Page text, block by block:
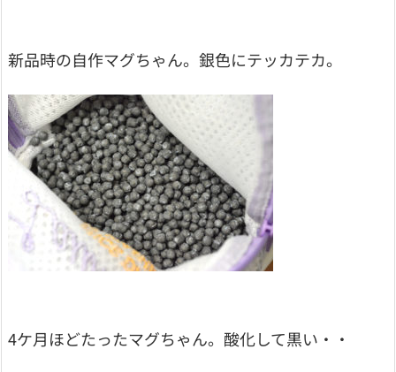
新品時の自作マグちゃん。銀色にテッカテカ。
4ケ月ほどたったマグちゃん。酸化して黒い・・